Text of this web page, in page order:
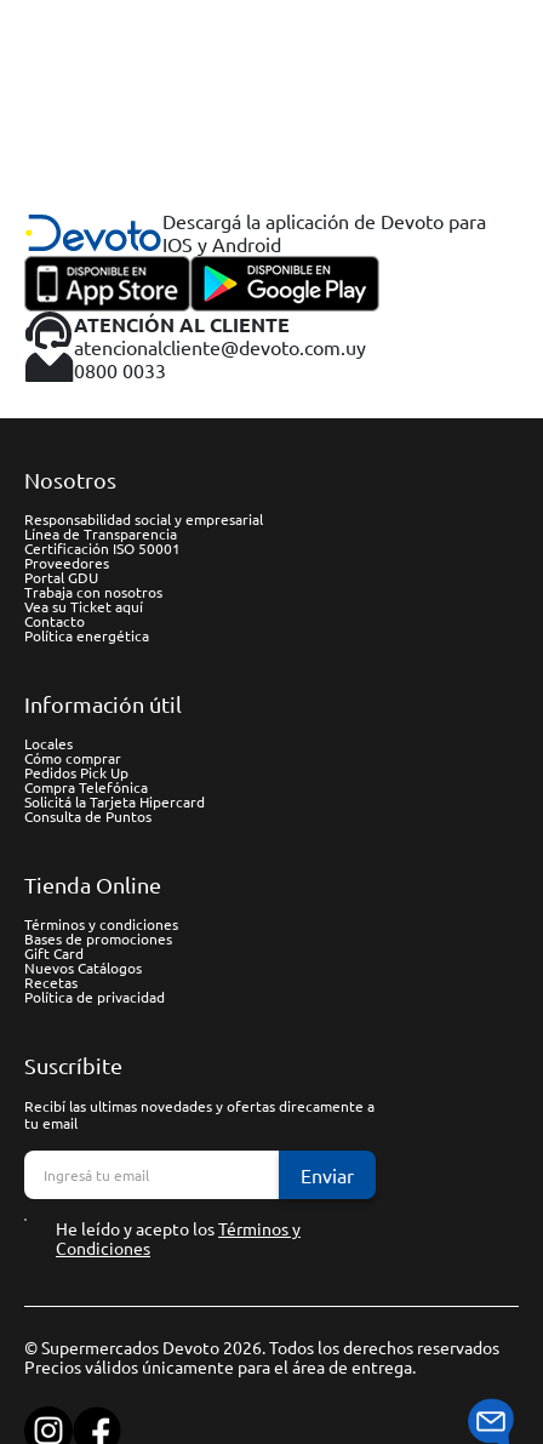
Descargá la aplicación de Devoto para
IOS y Android
ATENCIÓN AL CLIENTE
atencionalcliente@devoto.com.uy
0800 0033
Nosotros
Responsabilidad social y empresarial
Línea de Transparencia
Certificación ISO 50001
Proveedores
Portal GDU
Trabaja con nosotros
Vea su Ticket aquí
Contacto
Política energética
Información útil
Locales
Cómo comprar
Pedidos Pick Up
Compra Telefónica
Solicitá la Tarjeta Hipercard
Consulta de Puntos
Tienda Online
Términos y condiciones
Bases de promociones
Gift Card
Nuevos Catálogos
Recetas
Política de privacidad
Suscríbite
Recibí las ultimas novedades y ofertas direcamente a
tu email
Enviar
He leído y acepto losTérminos y
Condiciones
© Supermercados Devoto 2026. Todos los derechos reservados
Precios válidos únicamente para el área de entrega.